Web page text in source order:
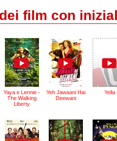
film con
Yaya e Lennie -
The Walking
Liberty
Yeh Jawaani Hai
Deewani
Yella